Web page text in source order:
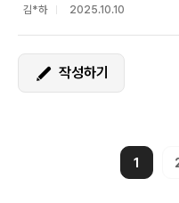
김*하 2025.10.10
작성하기
1